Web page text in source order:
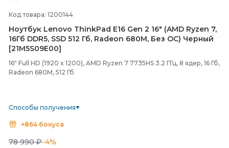
Код товара: 1200144
Ноутбук Lenovo ThinkPad E16 Gen 2 16" (AMD Ryzen 7,
16Гб DDR5, SSD 512 Гб, Radeon 680M, Без ОС) Черный
[21M5S09E00]
16" Full HD (1920 x 1200), AMD Ryzen 7 7735HS 3.2 ГГц, 8 ядер, 16 Гб,
Radeon 680M, 512 Гб
Способы получения
+864 бонуса
78 990 ₽-4%